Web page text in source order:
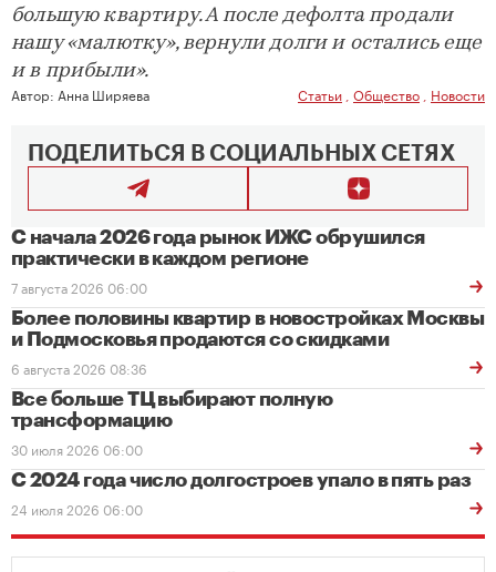
большую квартиру. А после дефолта продали
нашу «малютку», вернули долги и остались еще
и в прибыли».
Автор: Анна Ширяева Статьи Общество Новости
ПОДЕЛИТЬСЯ В СОЦИАЛЬНЫХ СЕТЯХ
С начала 2026 года рынок ИЖС обрушился
практически в каждом регионе
7 августа 2026 06:00
Более половины квартир в новостройках Москвы
и Подмосковья продаются со скидками
6 августа 2026 08:36
Все больше ТЦ выбирают полную
трансформацию
30 июля 2026 06:00
С 2024 года число долгостроев упало в пять раз
24 июля 2026 06:00